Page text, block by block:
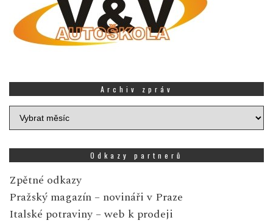
Archiv zpráv
Archiv
zpráv
Odkazy partnerů
Zpětné odkazy
Pražský magazín – novináři v Praze
Italské potraviny – web k prodeji